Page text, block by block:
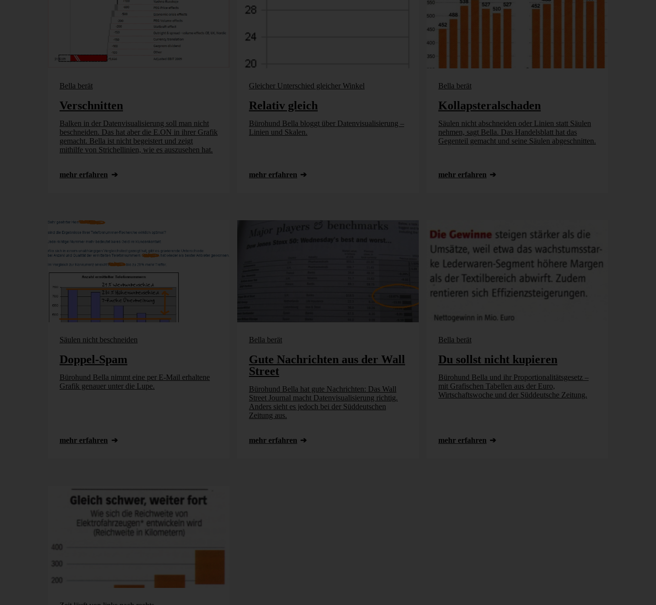
Bella berät
Verschnitten
Balken in der Datenvisualisierung soll man nicht
beschneiden. Das hat aber die E.ON in ihrer Grafik
gemacht. Bella ist nicht begeistert und zeigt
mithilfe von Strichellinien, wie es auszusehen hat.
mehr erfahren
Gleicher Unterschied gleicher Winkel
Relativ gleich
Bürohund Bella bloggt über Datenvisualisierung –
Linien und Skalen.
mehr erfahren
Bella berät
Kollapsteralschaden
Säulen nicht abschneiden oder Linien statt Säulen
nehmen, sagt Bella. Das Handelsblatt hat das
Gegenteil gemacht und seine Säulen abgeschnitten.
mehr erfahren
Säulen nicht beschneiden
Doppel-Spam
Bürohund Bella nimmt eine per E-Mail erhaltene
Grafik genauer unter die Lupe.
mehr erfahren
Bella berät
Gute Nachrichten aus der Wall
Street
Bürohund Bella hat gute Nachrichten: Das Wall
Street Journal macht Datenvisualisierung richtig.
Anders sieht es jedoch bei der Süddeutschen
Zeitung aus.
mehr erfahren
Bella berät
Du sollst nicht kupieren
Bürohund Bella und ihr Proportionalitätsgesetz –
mit Grafischen Tabellen aus der Euro,
Wirtschaftswoche und der Süddeutsche Zeitung.
mehr erfahren